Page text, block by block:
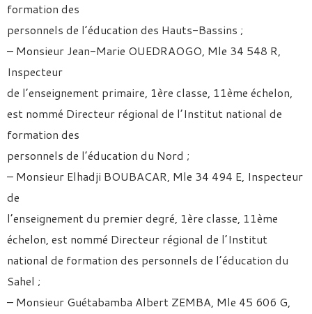
formation des
personnels de l’éducation des Hauts-Bassins ;
– Monsieur Jean-Marie OUEDRAOGO, Mle 34 548 R,
Inspecteur
de l’enseignement primaire, 1ère classe, 11ème échelon,
est nommé Directeur régional de l’Institut national de
formation des
personnels de l’éducation du Nord ;
– Monsieur Elhadji BOUBACAR, Mle 34 494 E, Inspecteur
de
l’enseignement du premier degré, 1ère classe, 11ème
échelon, est nommé Directeur régional de l’Institut
national de formation des personnels de l’éducation du
Sahel ;
– Monsieur Guétabamba Albert ZEMBA, Mle 45 606 G,